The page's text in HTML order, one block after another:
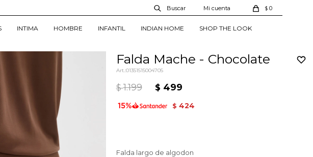
INTIMA HOMBRE INFANTIL INDIAN HOME SHOP THE LOOK
$ 0
Falda Mache - Chocolate
01351515004705
$ 1.199 $ 499
$ 424
Falda largo de algodon